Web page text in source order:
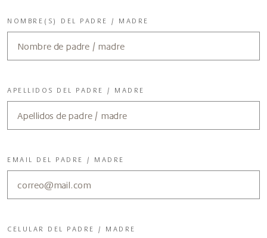
NOMBRE(S) DEL PADRE / MADRE
APELLIDOS DEL PADRE / MADRE
EMAIL DEL PADRE / MADRE
CELULAR DEL PADRE / MADRE